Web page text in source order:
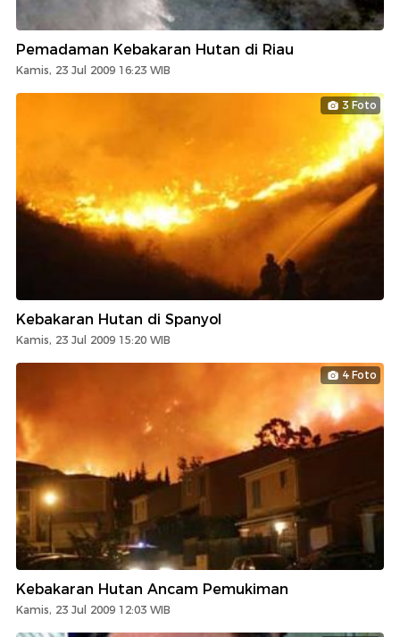
Pemadaman Kebakaran Hutan di Riau
Kamis, 23 Jul 2009 16:23 WIB
3 Foto
Kebakaran Hutan di Spanyol
Kamis, 23 Jul 2009 15:20 WIB
4 Foto
Kebakaran Hutan Ancam Pemukiman
Kamis, 23 Jul 2009 12:03 WIB